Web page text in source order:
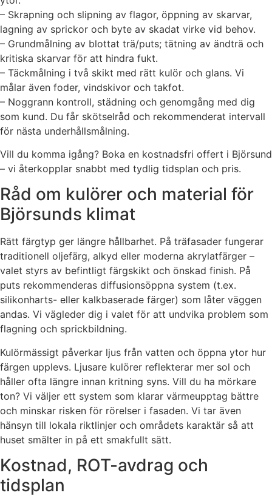
– Skrapning och slipning av flagor, öppning av skarvar,
lagning av sprickor och byte av skadat virke vid behov.
– Grundmålning av blottat trä/puts; tätning av ändträ och
kritiska skarvar för att hindra fukt.
– Täckmålning i två skikt med rätt kulör och glans. Vi
målar även foder, vindskivor och takfot.
– Noggrann kontroll, städning och genomgång med dig
som kund. Du får skötselråd och rekommenderat intervall
för nästa underhållsmålning.
Vill du komma igång? Boka en kostnadsfri offert i Björsund
– vi återkopplar snabbt med tydlig tidsplan och pris.
Råd om kulörer och material för
Björsunds klimat
Rätt färgtyp ger längre hållbarhet. På träfasader fungerar
traditionell oljefärg, alkyd eller moderna akrylatfärger –
valet styrs av befintligt färgskikt och önskad finish. På
puts rekommenderas diffusionsöppna system (t.ex.
silikonharts- eller kalkbaserade färger) som låter väggen
andas. Vi vägleder dig i valet för att undvika problem som
flagning och sprickbildning.
Kulörmässigt påverkar ljus från vatten och öppna ytor hur
färgen upplevs. Ljusare kulörer reflekterar mer sol och
håller ofta längre innan kritning syns. Vill du ha mörkare
ton? Vi väljer ett system som klarar värmeupptag bättre
och minskar risken för rörelser i fasaden. Vi tar även
hänsyn till lokala riktlinjer och områdets karaktär så att
huset smälter in på ett smakfullt sätt.
Kostnad, ROT-avdrag och
tidsplan